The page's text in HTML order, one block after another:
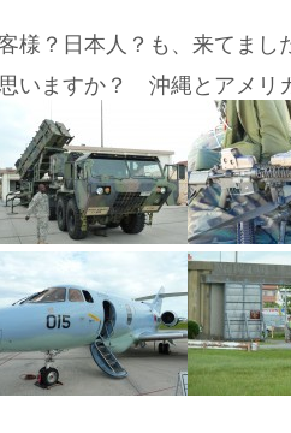
様？日本人？も、来てまし
いますか？ 沖縄とアメリ